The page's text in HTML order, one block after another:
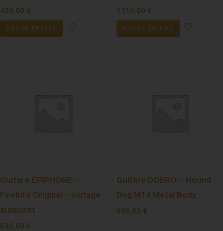
490,00 €
STOCK ÉPUISÉ
1219,00 €
STOCK ÉPUISÉ
Guitare EPIPHONE –
Firebird Original – vintage
sunburst
690,00 €
Guitare DOBRO – Hound
Dog M14 Metal Body
699,00 €